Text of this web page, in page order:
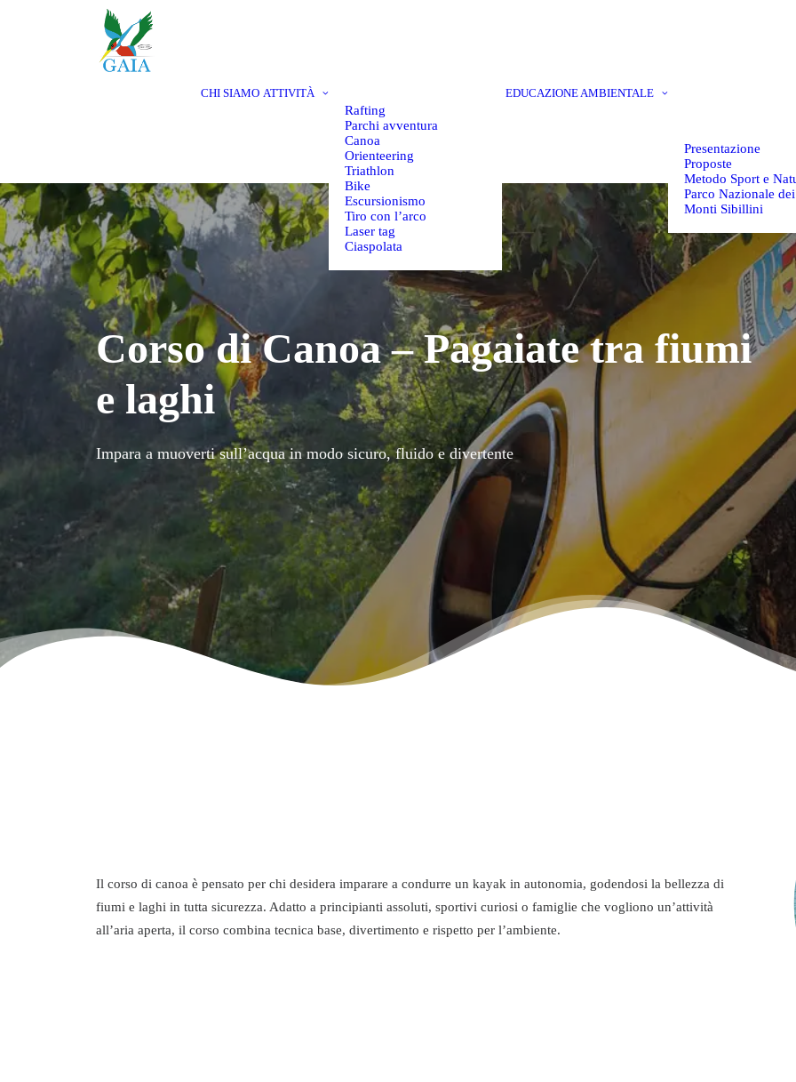
CHI SIAMO ATTIVITÀ
Rafting
Parchi avventura
Canoa
Orienteering
Triathlon
Bike
Escursionismo
Tiro con l’arco
Laser tag
Ciaspolata
EDUCAZIONE AMBIENTALE
Presentazione
Proposte
Metodo Sport e
Parco Nazionale dei
Monti Sibillini
Corso di Canoa – Pagaiate tra fiumi
e laghi
Impara a muoverti sull’acqua in modo sicuro, fluido e divertente
Il corso di canoa è pensato per chi desidera imparare a condurre un kayak in autonomia, godendosi la bellezza di
fiumi e laghi in tutta sicurezza. Adatto a principianti assoluti, sportivi curiosi o famiglie che vogliono un’attività
all’aria aperta, il corso combina tecnica base, divertimento e rispetto per l’ambiente.